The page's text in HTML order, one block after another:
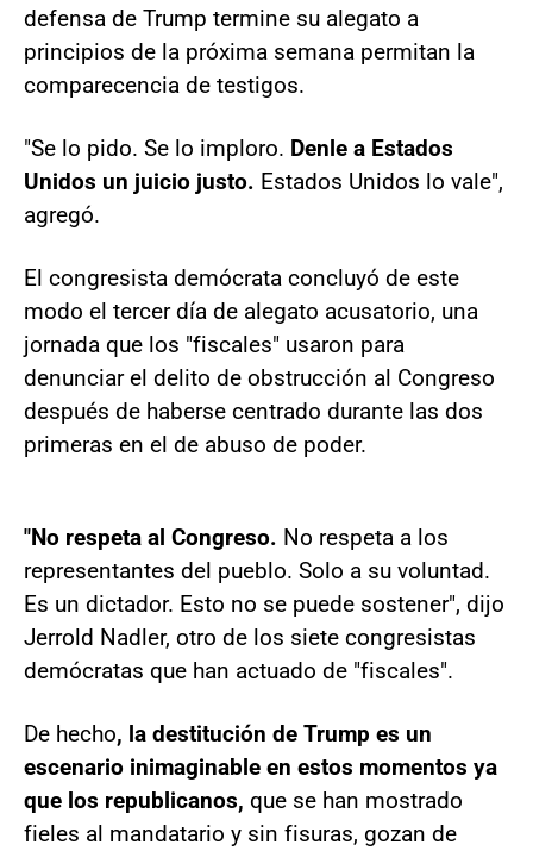
defensa de Trump termine su alegato a
principios de la próxima semana permitan la
comparecencia de testigos.
"Se lo pido. Se lo imploro. Denle a Estados
Unidos un juicio justo. Estados Unidos lo vale",
agregó.
El congresista demócrata concluyó de este
modo el tercer día de alegato acusatorio, una
jornada que los "fiscales" usaron para
denunciar el delito de obstrucción al Congreso
después de haberse centrado durante las dos
primeras en el de abuso de poder.
"No respeta al Congreso. No respeta a los
representantes del pueblo. Solo a su voluntad.
Es un dictador. Esto no se puede sostener", dijo
Jerrold Nadler, otro de los siete congresistas
demócratas que han actuado de "fiscales".
De hecho, la destitución de Trump es un
escenario inimaginable en estos momentos ya
que los republicanos, que se han mostrado
fieles al mandatario y sin fisuras, gozan de